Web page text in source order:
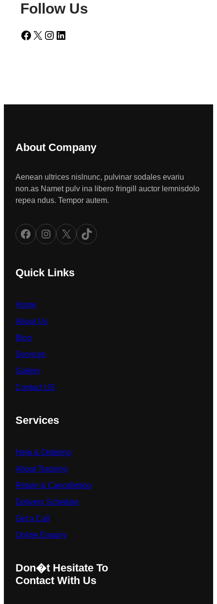
Follow Us
Facebook X Instagram LinkedIn
About Company
Aenean ultrices nislnunc, pulvinar sodales evariu
non.as Namet pulv ina libero fringill auctor lemnisdolo
repea ndus. Tempor autem.
Facebook Instagram X TikTok
Quick Links
Home
About Us
Blog
Services
Gallery
Contact US
Services
Help & Ordering
About Tracking
Return & Cancelletion
Delivery Schedule
Get a Call
Online Enquiry
Don�t Hesitate To
Contact With Us